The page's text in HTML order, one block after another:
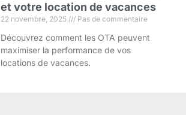
et votre location de vacances
22 novembre, 2025 Pas de commentaire
Découvrez comment les OTA peuvent
maximiser la performance de vos
locations de vacances.